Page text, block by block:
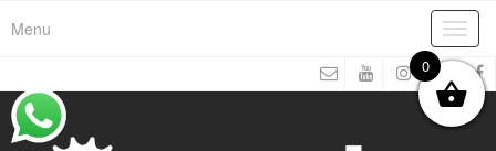
Menu
0